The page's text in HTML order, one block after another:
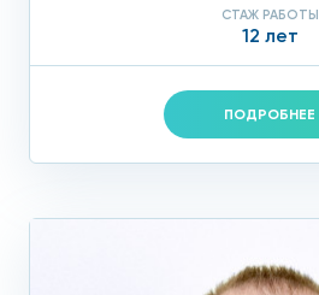
СТАЖ РАБОТЫ
12 лет
ПОДРОБНЕЕ